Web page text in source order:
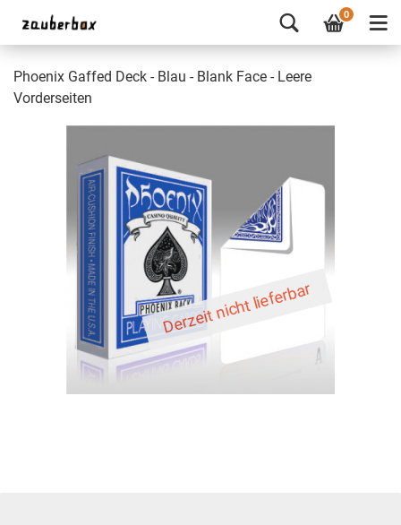
0
Phoenix Gaffed Deck - Blau - Blank Face - Leere
Vorderseiten
Derzeit nicht lieferbar